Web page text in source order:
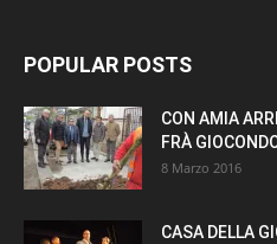
POPULAR POSTS
CON AMIA
FRÀ
8 Marzo 2016
CASA DELLA